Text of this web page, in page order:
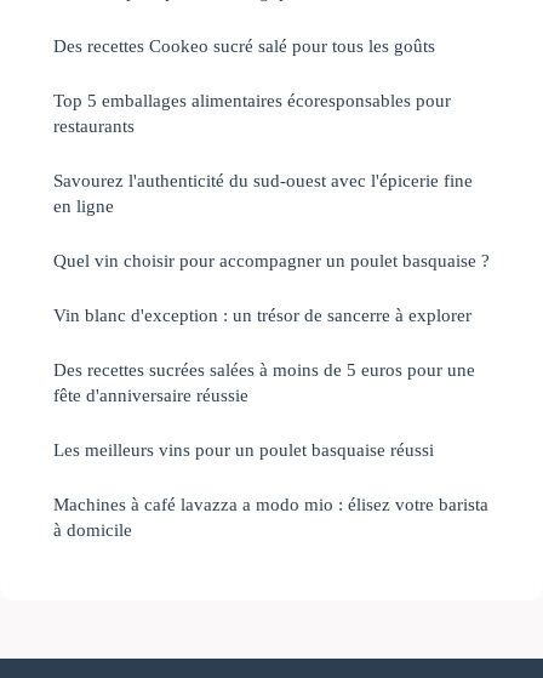
Des recettes Cookeo sucré salé pour tous les goûts
Top 5 emballages alimentaires écoresponsables pour
restaurants
Savourez l'authenticité du sud-ouest avec l'épicerie fine
en ligne
Quel vin choisir pour accompagner un poulet basquaise ?
Vin blanc d'exception : un trésor de sancerre à explorer
Des recettes sucrées salées à moins de 5 euros pour une
fête d'anniversaire réussie
Les meilleurs vins pour un poulet basquaise réussi
Machines à café lavazza a modo mio : élisez votre barista
à domicile